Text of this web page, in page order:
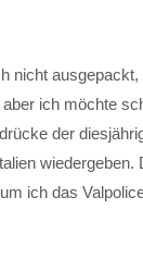
nicht ausgepackt,
ich möchte
der
wiedergeben.
ich das